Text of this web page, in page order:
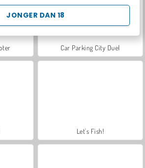
JONGER DAN 18
Car Parking City Duel
Let's Fish!